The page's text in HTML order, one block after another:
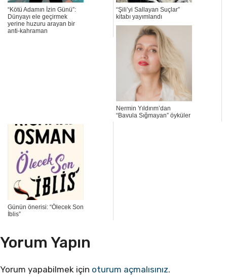
“Kötü Adamın İzin Günü”:
Dünyayı ele geçirmek
yerine huzuru arayan bir
anti-kahraman
“Şili’yi Sallayan Suçlar”
kitabı yayımlandı
Nermin Yıldırım’dan
“Bavula Sığmayan” öyküler
Günün önerisi: “Ölecek Son
İblis”
Yorum Yapın
Yorum yapabilmek için oturum açmalısınız.